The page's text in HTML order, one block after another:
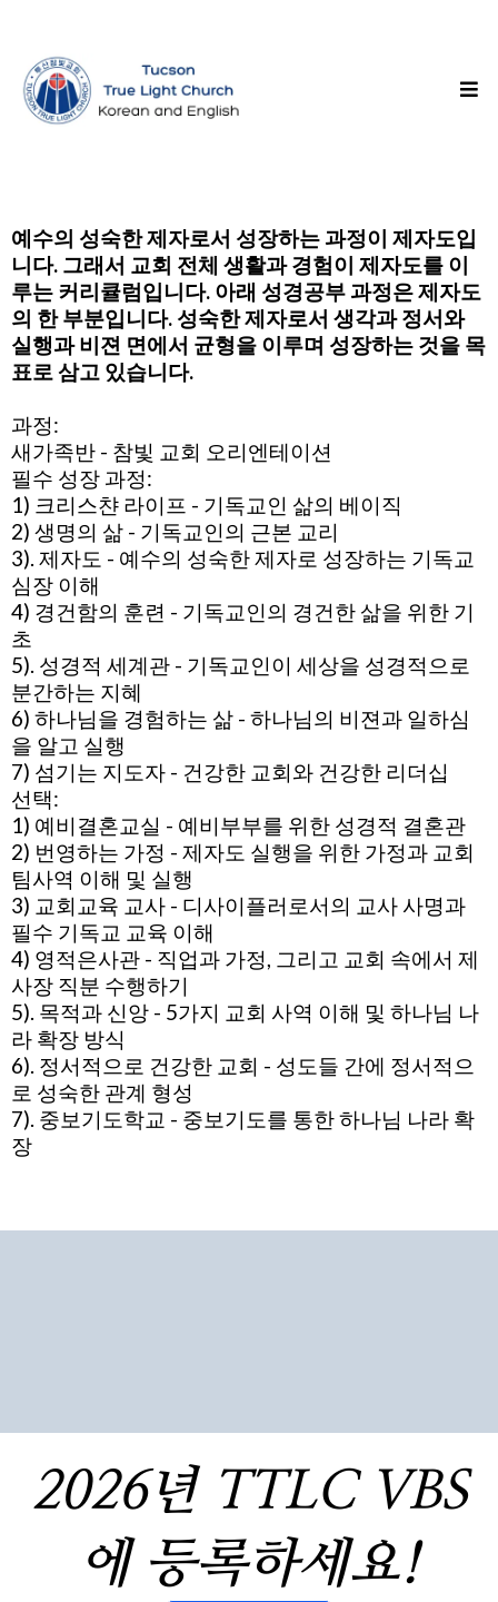
예수의 성숙한 제자로서 성장하는 과정이 제자도입
니다. 그래서 교회 전체 생활과 경험이 제자도를 이
루는 커리큘럼입니다. 아래 성경공부 과정은 제자도
의 한 부분입니다. 성숙한 제자로서 생각과 정서와
실행과 비젼 면에서 균형을 이루며 성장하는 것을 목
표로 삼고 있습니다.
과정:
새가족반 - 참빛 교회 오리엔테이션
필수 성장 과정:
1) 크리스챤 라이프 - 기독교인 삶의 베이직
2) 생명의 삶 - 기독교인의 근본 교리
3). 제자도 - 예수의 성숙한 제자로 성장하는 기독교
심장 이해
​4) 경건함의 훈련 - 기독교인의 경건한 삶을 위한 기
초
5). 성경적 세계관 - 기독교인이 세상을 성경적으로
분간하는 지혜
6) 하나님을 경험하는 삶 - 하나님의 비젼과 일하심
을 알고 실행
7) 섬기는 지도자 - 건강한 교회와 건강한 리더십
선택:
1) 예비결혼교실 - 예비부부를 위한 성경적 결혼관
2) 번영하는 가정 - 제자도 실행을 위한 가정과 교회
팀사역 이해 및 실행
3) 교회교육 교사 - 디사이플러로서의 교사 사명과
필수 기독교 교육 이해
4) 영적은사관 - 직업과 가정, 그리고 교회 속에서 제
사장 직분 수행하기
5). 목적과 신앙 - 5가지 교회 사역 이해 및 하나님 나
라 확장 방식
6). 정서적으로 건강한 교회 - 성도들 간에 정서적으
로 성숙한 관계 형성
7). 중보기도학교 - 중보기도를 통한 하나님 나라 확
장
2026년 TTLC VBS
에 등록하세요!